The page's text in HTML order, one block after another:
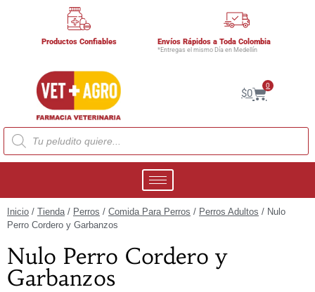
Productos Confiables Envíos Rápidos a Toda Colombia
*Entregas el mismo Día en Medellín
$0
0
Inicio / Tienda/ Perros / Comida Para Perros / Perros Adultos / Nulo
Perro Cordero y Garbanzos
Nulo Perro Cordero y
Garbanzos